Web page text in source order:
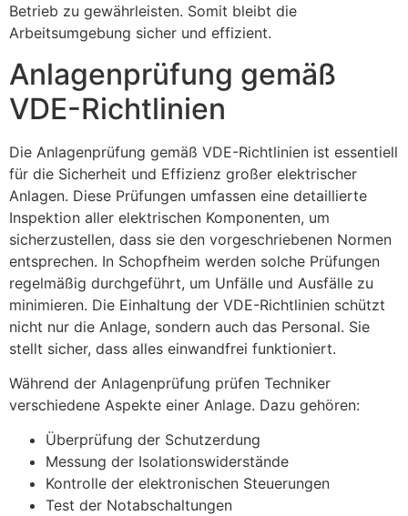
Betrieb zu gewährleisten. Somit bleibt die
Arbeitsumgebung sicher und effizient.
Anlagenprüfung gemäß
VDE-Richtlinien
Die Anlagenprüfung gemäß VDE-Richtlinien ist essentiell
für die Sicherheit und Effizienz großer elektrischer
Anlagen. Diese Prüfungen umfassen eine detaillierte
Inspektion aller elektrischen Komponenten, um
sicherzustellen, dass sie den vorgeschriebenen Normen
entsprechen. In Schopfheim werden solche Prüfungen
regelmäßig durchgeführt, um Unfälle und Ausfälle zu
minimieren. Die Einhaltung der VDE-Richtlinien schützt
nicht nur die Anlage, sondern auch das Personal. Sie
stellt sicher, dass alles einwandfrei funktioniert.
Während der Anlagenprüfung prüfen Techniker
verschiedene Aspekte einer Anlage. Dazu gehören:
Überprüfung der Schutzerdung
Messung der Isolationswiderstände
Kontrolle der elektronischen Steuerungen
Test der Notabschaltungen